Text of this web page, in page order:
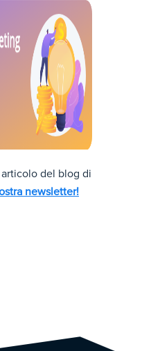
del blog di
newsletter!